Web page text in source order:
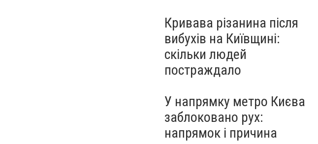
Кривава різанина після
вибухів на Київщині:
скільки людей
постраждало
У напрямку метро Києва
заблоковано рух:
напрямок і причина